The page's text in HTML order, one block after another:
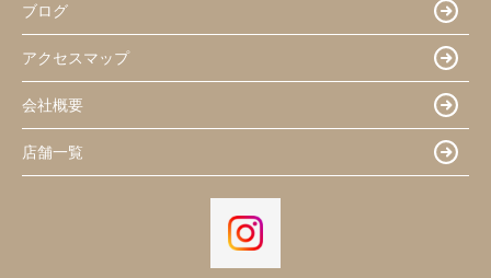
ブログ
アクセスマップ
会社概要
店舗一覧